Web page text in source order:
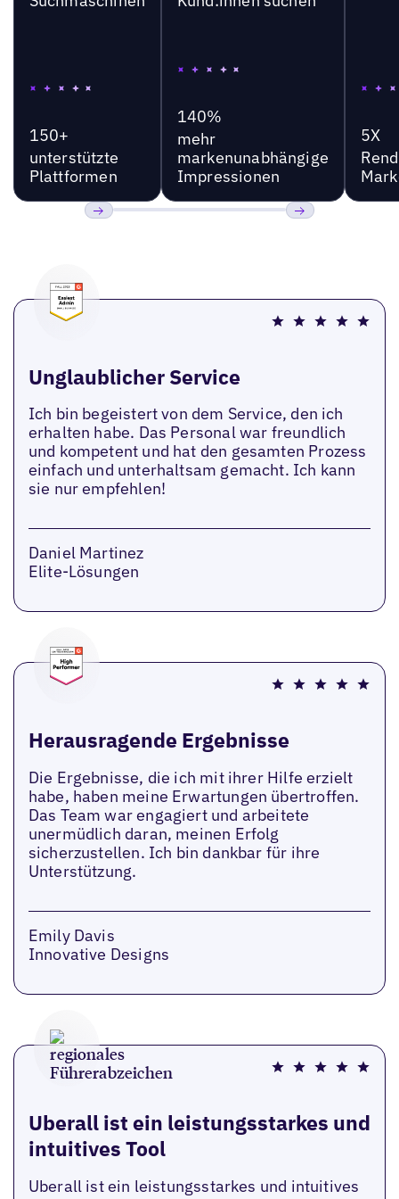
150+
unterstützte
Plattformen
140%
mehr
markenunabhängige
Impressionen
5X
Unglaublicher Service
Ich bin begeistert von dem Service, den ich
erhalten habe. Das Personal war freundlich
und kompetent und hat den gesamten Prozess
einfach und unterhaltsam gemacht. Ich kann
sie nur empfehlen!
Daniel Martinez
Elite-Lösungen
Herausragende Ergebnisse
Die Ergebnisse, die ich mit ihrer Hilfe erzielt
habe, haben meine Erwartungen übertroffen.
Das Team war engagiert und arbeitete
unermüdlich daran, meinen Erfolg
sicherzustellen. Ich bin dankbar für ihre
Unterstützung.
Emily Davis
Innovative Designs
Uberall ist ein leistungsstarkes und
intuitives Tool
Uberall ist ein leistungsstarkes und intuitives